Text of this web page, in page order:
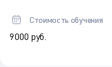
Стоимость обучения
9 000 руб.